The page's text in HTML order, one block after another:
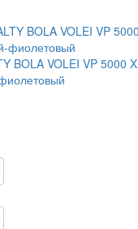
BOLA VOLEI VP 5000 X